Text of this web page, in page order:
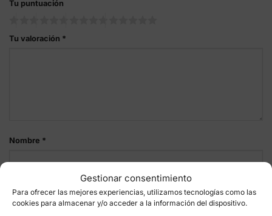
Gestionar consentimiento
Para ofrecer las mejores experiencias, utilizamos tecnologías como las
cookies para almacenar y/o acceder a la información del dispositivo.
Tu puntuación
Tu valoración *
Nombre *
Correo electrónico*